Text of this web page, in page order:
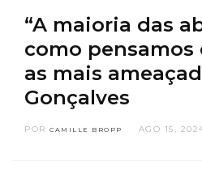
“A maioria das
como pensamos
as mais
Gonçalves
POR CAMILLE BROPP AGO 15,